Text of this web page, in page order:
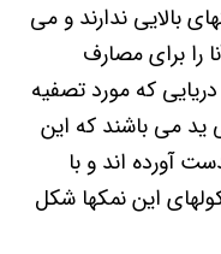
بالایی ندارند و می
را برای مصارف
که مورد تصفیه
ید می باشند که این
آورده اند و با
این نمکها شکل